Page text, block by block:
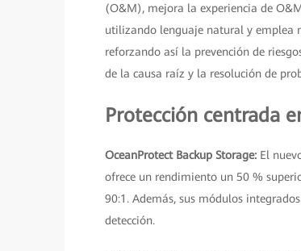
(O&M), mejora la experiencia de
utilizando lenguaje natural y emplea
reforzando así la prevención de
de la causa raíz y la resolución de
Protección centrada
OceanProtect Backup Storage: El
ofrece un rendimiento un 50 %
90:1. Además, sus módulos
detección.